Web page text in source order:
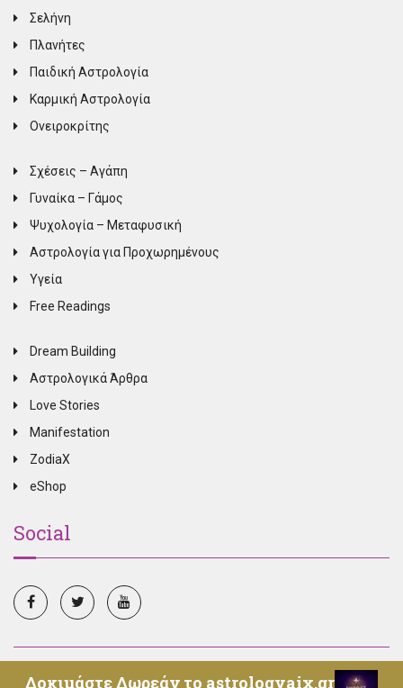
Σελήνη
Πλανήτες
Παιδική Αστρολογία
Καρμική Αστρολογία
Ονειροκρίτης
Σχέσεις – Αγάπη
Γυναίκα – Γάμος
Ψυχολογία – Μεταφυσική
Αστρολογία για Προχωρημένους
Υγεία
Free Readings
Dream Building
Αστρολογικά Άρθρα
Love Stories
Manifestation
ZodiaX
eShop
Social
© Copyright 2025, All Rights Reserved, Oroskopos.tv -
Δοκιμάστε Δωρεάν το astrologyaix.gr